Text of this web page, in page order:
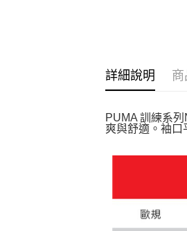
詳細說明
PUMA 訓練系
爽與舒適。袖口